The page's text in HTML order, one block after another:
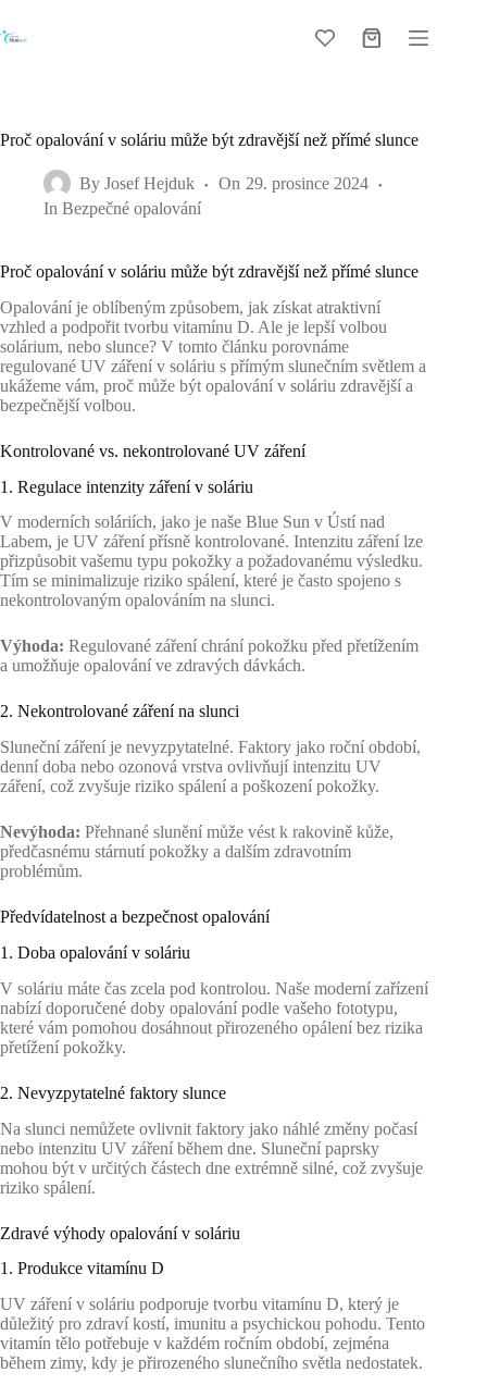
to
content
Shopping
Proč opalování v soláriu může být zdravější než přímé slunce
By Josef Hejduk On 29. prosince 2024
In Bezpečné opalování
Proč opalování v soláriu může být zdravější než přímé slunce
Opalování je oblíbeným způsobem, jak získat atraktivní
vzhled a podpořit tvorbu vitamínu D. Ale je lepší volbou
solárium, nebo slunce? V tomto článku porovnáme
regulované UV záření v soláriu s přímým slunečním světlem a
ukážeme vám, proč může být opalování v soláriu zdravější a
bezpečnější volbou.
Kontrolované vs. nekontrolované UV záření
1. Regulace intenzity záření v soláriu
V moderních soláriích, jako je naše Blue Sun v Ústí nad
Labem, je UV záření přísně kontrolované. Intenzitu záření lze
přizpůsobit vašemu typu pokožky a požadovanému výsledku.
Tím se minimalizuje riziko spálení, které je často spojeno s
nekontrolovaným opalováním na slunci.
Výhoda: Regulované záření chrání pokožku před přetížením
a umožňuje opalování ve zdravých dávkách.
2. Nekontrolované záření na slunci
Sluneční záření je nevyzpytatelné. Faktory jako roční období,
denní doba nebo ozonová vrstva ovlivňují intenzitu UV
záření, což zvyšuje riziko spálení a poškození pokožky.
Nevýhoda: Přehnané slunění může vést k rakovině kůže,
předčasnému stárnutí pokožky a dalším zdravotním
problémům.
Předvídatelnost a bezpečnost opalování
1. Doba opalování v soláriu
V soláriu máte čas zcela pod kontrolou. Naše moderní zařízení
nabízí doporučené doby opalování podle vašeho fototypu,
které vám pomohou dosáhnout přirozeného opálení bez rizika
přetížení pokožky.
2. Nevyzpytatelné faktory slunce
Na slunci nemůžete ovlivnit faktory jako náhlé změny počasí
nebo intenzitu UV záření během dne. Sluneční paprsky
mohou být v určitých částech dne extrémně silné, což zvyšuje
riziko spálení.
Zdravé výhody opalování v soláriu
1. Produkce vitamínu D
UV záření v soláriu podporuje tvorbu vitamínu D, který je
důležitý pro zdraví kostí, imunitu a psychickou pohodu. Tento
vitamín tělo potřebuje v každém ročním období, zejména
během zimy, kdy je přirozeného slunečního světla nedostatek.